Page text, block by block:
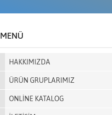
MENÜ
HAKKIMIZDA
ÜRÜN GRUPLARIMIZ
ONLİNE KATALOG